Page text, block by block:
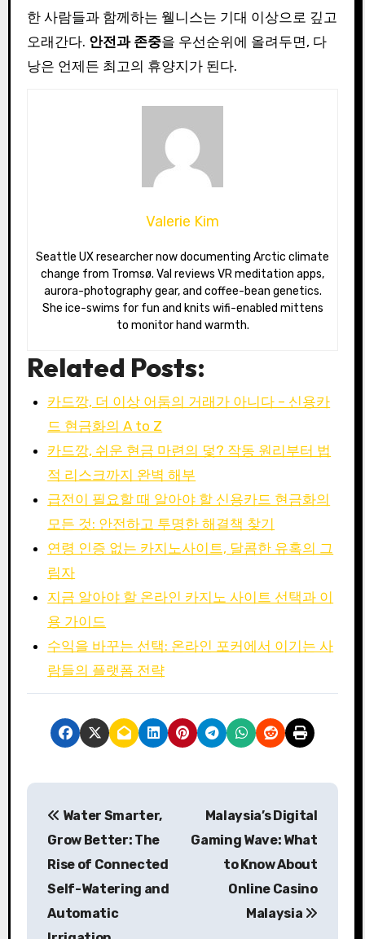
한 사람들과 함께하는 웰니스는 기대 이상으로 깊고
오래간다. 안전과 존중을 우선순위에 올려두면, 다
낭은 언제든 최고의 휴양지가 된다.
Valerie Kim
Seattle UX researcher now documenting Arctic climate
change from Tromsø. Val reviews VR meditation apps,
aurora-photography gear, and coffee-bean genetics.
She ice-swims for fun and knits wifi-enabled mittens
to monitor hand warmth.
Related Posts:
카드깡, 더 이상 어둠의 거래가 아니다 – 신용카
드 현금화의 A to Z
카드깡, 쉬운 현금 마련의 덫? 작동 원리부터 법
적 리스크까지 완벽 해부
급전이 필요할 때 알아야 할 신용카드 현금화의
모든 것: 안전하고 투명한 해결책 찾기
연령 인증 없는 카지노사이트, 달콤한 유혹의 그
림자
지금 알아야 할 온라인 카지노 사이트 선택과 이
용 가이드
수익을 바꾸는 선택: 온라인 포커에서 이기는 사
람들의 플랫폼 전략
P
Water Smarter,
Grow Better: The
Rise of Connected
Self-Watering and
Automatic
Malaysia’s Digital
Gaming Wave: What
to Know About
Online Casino
Malaysia